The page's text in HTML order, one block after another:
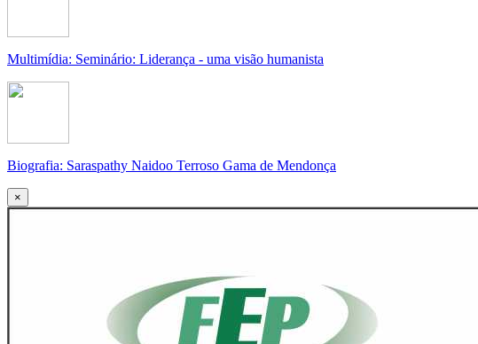
Multimídia: Seminário: Liderança - uma visão humanista
Biografia: Saraspathy Naidoo Terroso Gama de Mendonça
×